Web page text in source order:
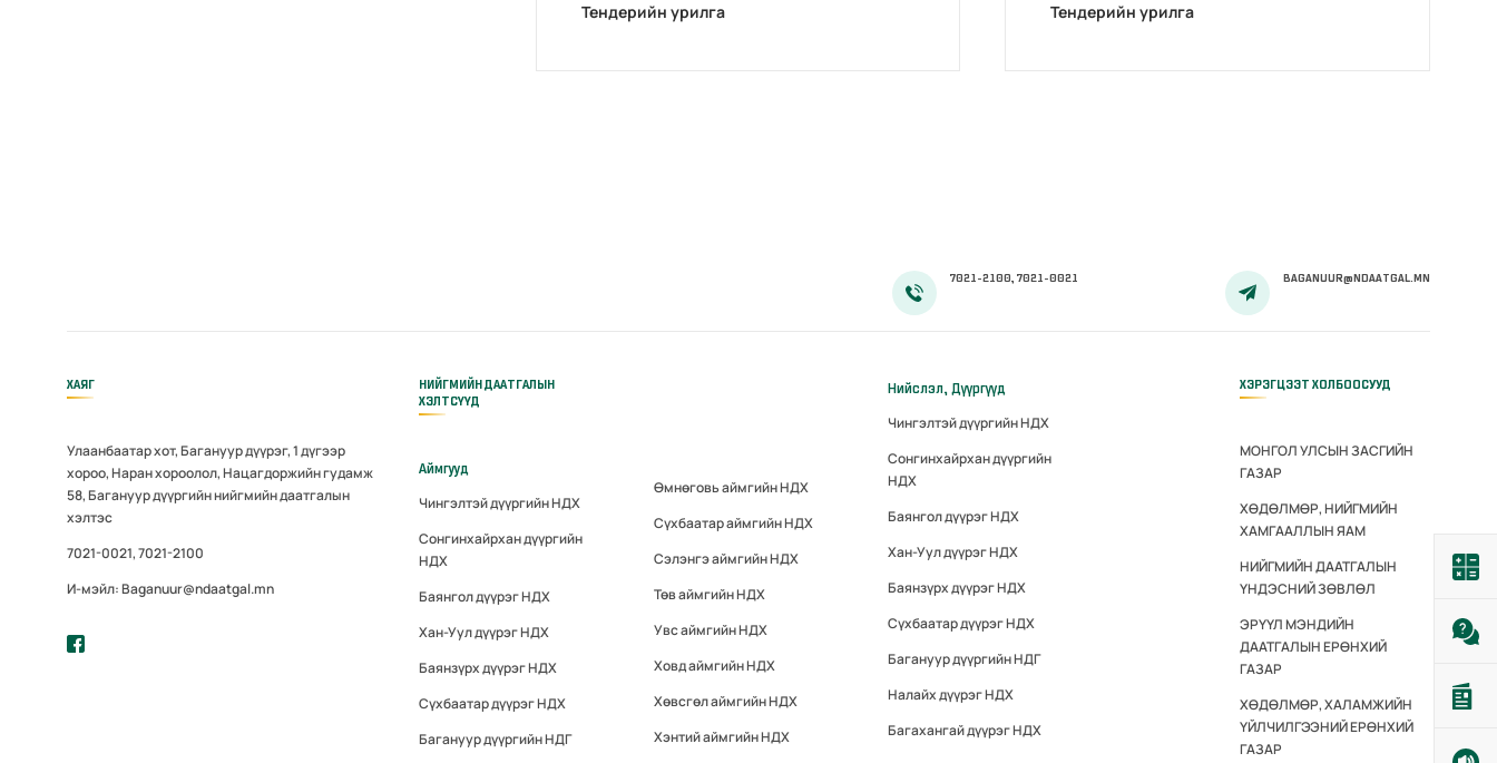
Тендерийн урилга Тендерийн урилга
7021-2100, 7021-0021 BAGANUUR@NDAATGAL.MN
ХАЯГ
Улаанбаатар хот, Багануур дүүрэг, 1 дүгээр
хороо, Наран хороолол, Нацагдоржийн гудамж
58, Багануур дүүргийн нийгмийн даатгалын
хэлтэс
7021-0021, 7021-2100
И-мэйл: Baganuur@ndaatgal.mn
НИЙГМИЙН ДААТГАЛЫН
ХЭЛТСҮҮД
Аймгууд
Чингэлтэй дүүргийн НДХ
Сонгинхайрхан дүүргийн
НДХ
Баянгол дүүрэг НДХ
Хан-Уул дүүрэг НДХ
Баянзүрх дүүрэг НДХ
Сүхбаатар дүүрэг НДХ
Багануур дүүргийн НДГ
Өмнөговь аймгийн НДХ
Сүхбаатар аймгийн НДХ
Сэлэнгэ аймгийн НДХ
Төв аймгийн НДХ
Увс аймгийн НДХ
Ховд аймгийн НДХ
Хөвсгөл аймгийн НДХ
Хэнтий аймгийн НДХ
Нийслэл, Дүүргүүд
Чингэлтэй дүүргийн НДХ
Сонгинхайрхан дүүргийн
НДХ
Баянгол дүүрэг НДХ
Хан-Уул дүүрэг НДХ
Баянзүрх дүүрэг НДХ
Сүхбаатар дүүрэг НДХ
Багануур дүүргийн НДГ
Налайх дүүрэг НДХ
Багахангай дүүрэг НДХ
ХЭРЭГЦЭЭТ ХОЛБООСУУД
МОНГОЛ УЛСЫН ЗАСГИЙН
ГАЗАР
ХӨДӨЛМӨР, НИЙГМИЙН
ХАМГААЛЛЫН ЯАМ
НИЙГМИЙН ДААТГАЛЫН
ҮНДЭСНИЙ ЗӨВЛӨЛ
ЭРҮҮЛ МЭНДИЙН
ДААТГАЛЫН ЕРӨНХИЙ
ГАЗАР
ХӨДӨЛМӨР, ХАЛАМЖИЙН
ҮЙЛЧИЛГЭЭНИЙ ЕРӨНХИЙ
ГАЗАР